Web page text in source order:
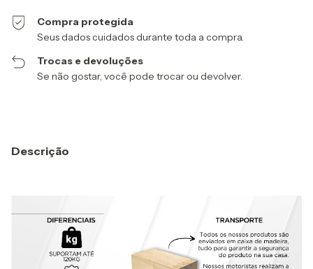
Compra protegida
Seus dados cuidados durante toda a compra.
Trocas e devoluções
Se não gostar, você pode trocar ou devolver.
Descrição